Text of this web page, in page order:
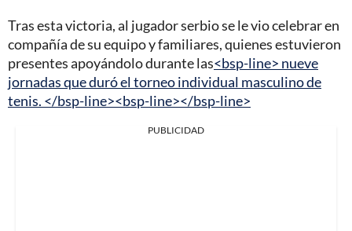
Tras esta victoria, al jugador serbio se le vio celebrar en
compañía de su equipo y familiares, quienes estuvieron
presentes apoyándolo durante las<bsp-line> nueve
jornadas que duró el torneo individual masculino de
tenis. </bsp-line><bsp-line></bsp-line>
PUBLICIDAD